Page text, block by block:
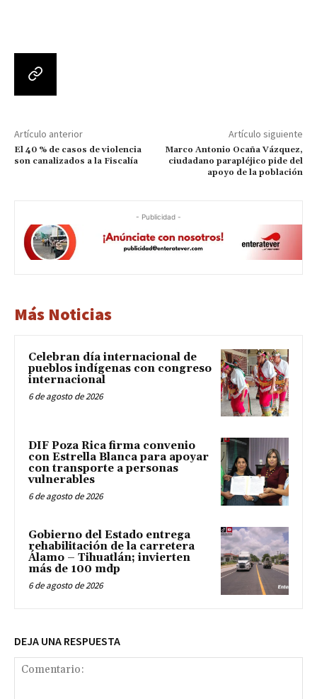
Artículo anterior
El 40 % de casos de violencia
son canalizados a la Fiscalía
Artículo siguiente
Marco Antonio Ocaña Vázquez,
ciudadano parapléjico pide del
apoyo de la población
- Publicidad -
Más Noticias
Celebran día internacional de
pueblos indígenas con congreso
internacional
6 de agosto de 2026
DIF Poza Rica firma convenio
con Estrella Blanca para apoyar
con transporte a personas
vulnerables
6 de agosto de 2026
Gobierno del Estado entrega
rehabilitación de la carretera
Álamo – Tihuatlán; invierten
más de 100 mdp
6 de agosto de 2026
DEJA UNA RESPUESTA